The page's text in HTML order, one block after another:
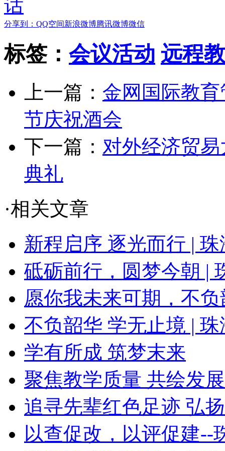
分享到： QQ空间新浪微博腾讯微博微信
标签： 会议活动 远程
上一篇： 金网国际教
节庆祝酒会
下一篇： 对外经济贸
典礼
·相关文章
新程启序 逐光而行 |
砥砺前行，圆梦今朝 |
愿你我未来可期，不
不负韶华 学无止境 |
学有所成 筑梦末来
聚焦教学质量 共绘发
追寻先辈红色足迹 弘
以查促改，以评促建--